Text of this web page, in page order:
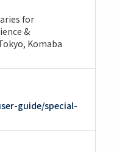
for
&
Komaba
guide/special-